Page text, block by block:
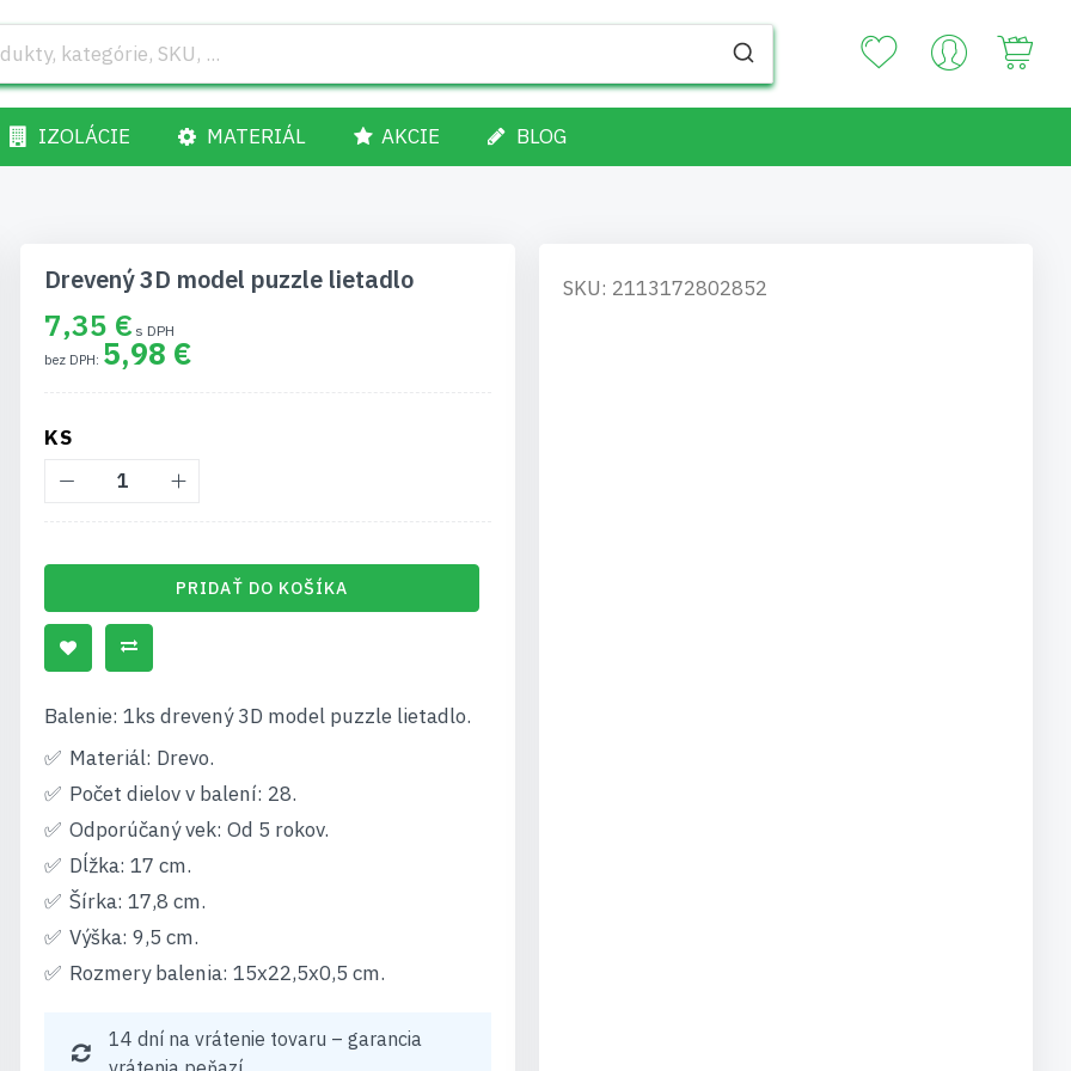
IZOLÁCIE MATERIÁL AKCIE BLOG
Drevený 3D model puzzle lietadlo
7,35 €
5,98 €
KS
PRIDAŤ DO KOŠÍKA
Balenie: 1ks drevený 3D model puzzle lietadlo.
Materiál: Drevo.
Počet dielov v balení: 28.
Odporúčaný vek: Od 5 rokov.
Dĺžka: 17 cm.
Šírka: 17,8 cm.
Výška: 9,5 cm.
Rozmery balenia: 15x22,5x0,5 cm.
14 dní na vrátenie tovaru – garancia
SKU: 2113172802852